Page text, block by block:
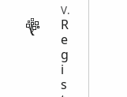
VITAL
R
e
g
i
s